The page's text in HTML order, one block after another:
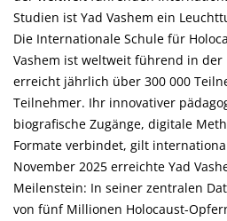
Studien ist Yad Vashem ein
Die Internationale Schule für
Vashem ist weltweit führend in
erreicht jährlich über 300 000
Teilnehmer. Ihr innovativer
biografische Zugänge, digitale
Formate verbindet, gilt
November 2025 erreichte Yad
Meilenstein: In seiner zentralen
von fünf Millionen Holocaust-